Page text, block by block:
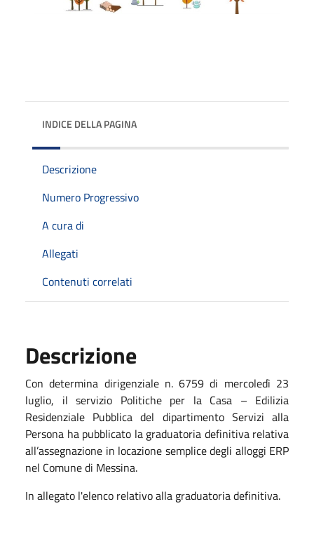
INDICE DELLA PAGINA
Descrizione
Numero Progressivo
A cura di
Allegati
Contenuti correlati
Descrizione
Con determina dirigenziale n. 6759 di mercoledì 23
luglio, il servizio Politiche per la Casa – Edilizia
Residenziale Pubblica del dipartimento Servizi alla
Persona ha pubblicato la graduatoria definitiva relativa
all’assegnazione in locazione semplice degli alloggi ERP
nel Comune di Messina.
In allegato l'elenco relativo alla graduatoria definitiva.